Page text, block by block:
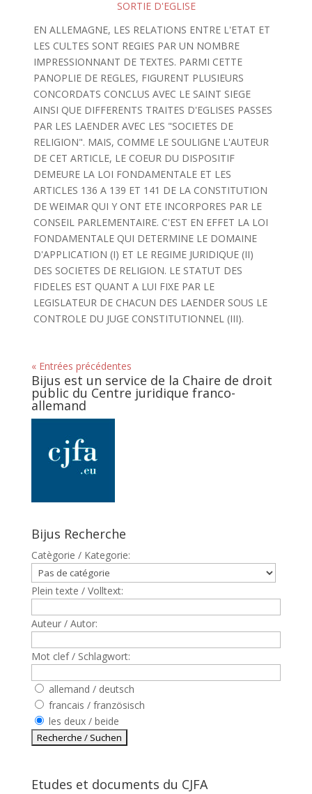
SORTIE D'EGLISE
EN ALLEMAGNE, LES RELATIONS ENTRE L'ETAT ET
LES CULTES SONT REGIES PAR UN NOMBRE
IMPRESSIONNANT DE TEXTES. PARMI CETTE
PANOPLIE DE REGLES, FIGURENT PLUSIEURS
CONCORDATS CONCLUS AVEC LE SAINT SIEGE
AINSI QUE DIFFERENTS TRAITES D'EGLISES PASSES
PAR LES LAENDER AVEC LES "SOCIETES DE
RELIGION". MAIS, COMME LE SOULIGNE L'AUTEUR
DE CET ARTICLE, LE COEUR DU DISPOSITIF
DEMEURE LA LOI FONDAMENTALE ET LES
ARTICLES 136 A 139 ET 141 DE LA CONSTITUTION
DE WEIMAR QUI Y ONT ETE INCORPORES PAR LE
CONSEIL PARLEMENTAIRE. C'EST EN EFFET LA LOI
FONDAMENTALE QUI DETERMINE LE DOMAINE
D'APPLICATION (I) ET LE REGIME JURIDIQUE (II)
DES SOCIETES DE RELIGION. LE STATUT DES
FIDELES EST QUANT A LUI FIXE PAR LE
LEGISLATEUR DE CHACUN DES LAENDER SOUS LE
CONTROLE DU JUGE CONSTITUTIONNEL (III).
« Entrées précédentes
Bijus est un service de la Chaire de droit
public du Centre juridique franco-
allemand
Bijus Recherche
Catègorie / Kategorie:
Plein texte / Volltext:
Auteur / Autor:
Mot clef / Schlagwort:
allemand / deutsch
francais / französisch
les deux / beide
Etudes et documents du CJFA